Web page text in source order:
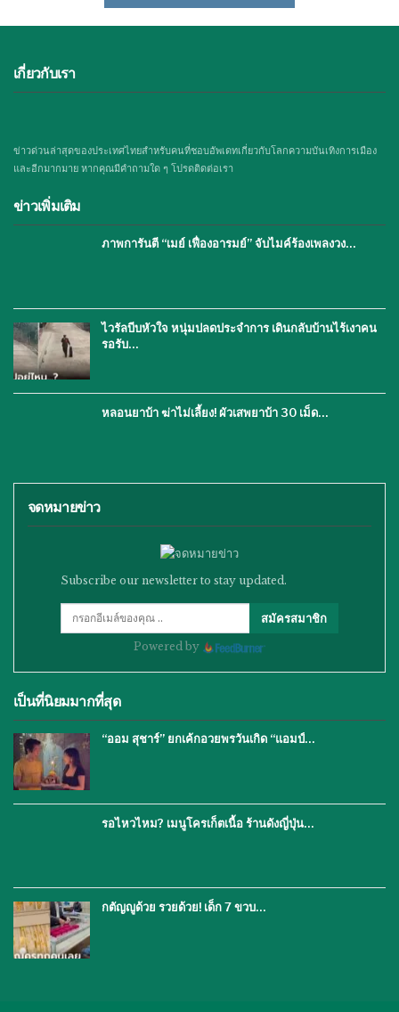
เกี่ยวกับเรา
ข่าวด่วนล่าสุดของประเทศไทยสำหรับคนที่ชอบอัพเดทเกี่ยวกับโลกความบันเทิงการเมือง
และอีกมากมาย หากคุณมีคำถามใด ๆ โปรดติดต่อเรา
ข่าวเพิ่มเติม
ภาพการันตี “เมย์ เฟื่องอารมย์” จับไมค์ร้องเพลงวง…
ไวรัลบีบหัวใจ หนุ่มปลดประจำการ เดินกลับบ้านไร้เงาคน
รอรับ…
หลอนยาบ้า ฆ่าไม่เลี้ยง! ผัวเสพยาบ้า 30 เม็ด…
จดหมายข่าว
Subscribe our newsletter to stay updated.
สมัครสมาชิก
Powered by
เป็นที่นิยมมากที่สุด
“ออม สุชาร์” ยกเค้กอวยพรวันเกิด “แอมป์…
รอไหวไหม? เมนูโครเก็ตเนื้อ ร้านดังญี่ปุ่น…
กตัญญูด้วย รวยด้วย! เด็ก 7 ขวบ…